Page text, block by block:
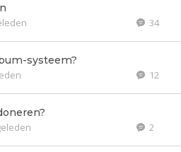
34
systeem?
12
2